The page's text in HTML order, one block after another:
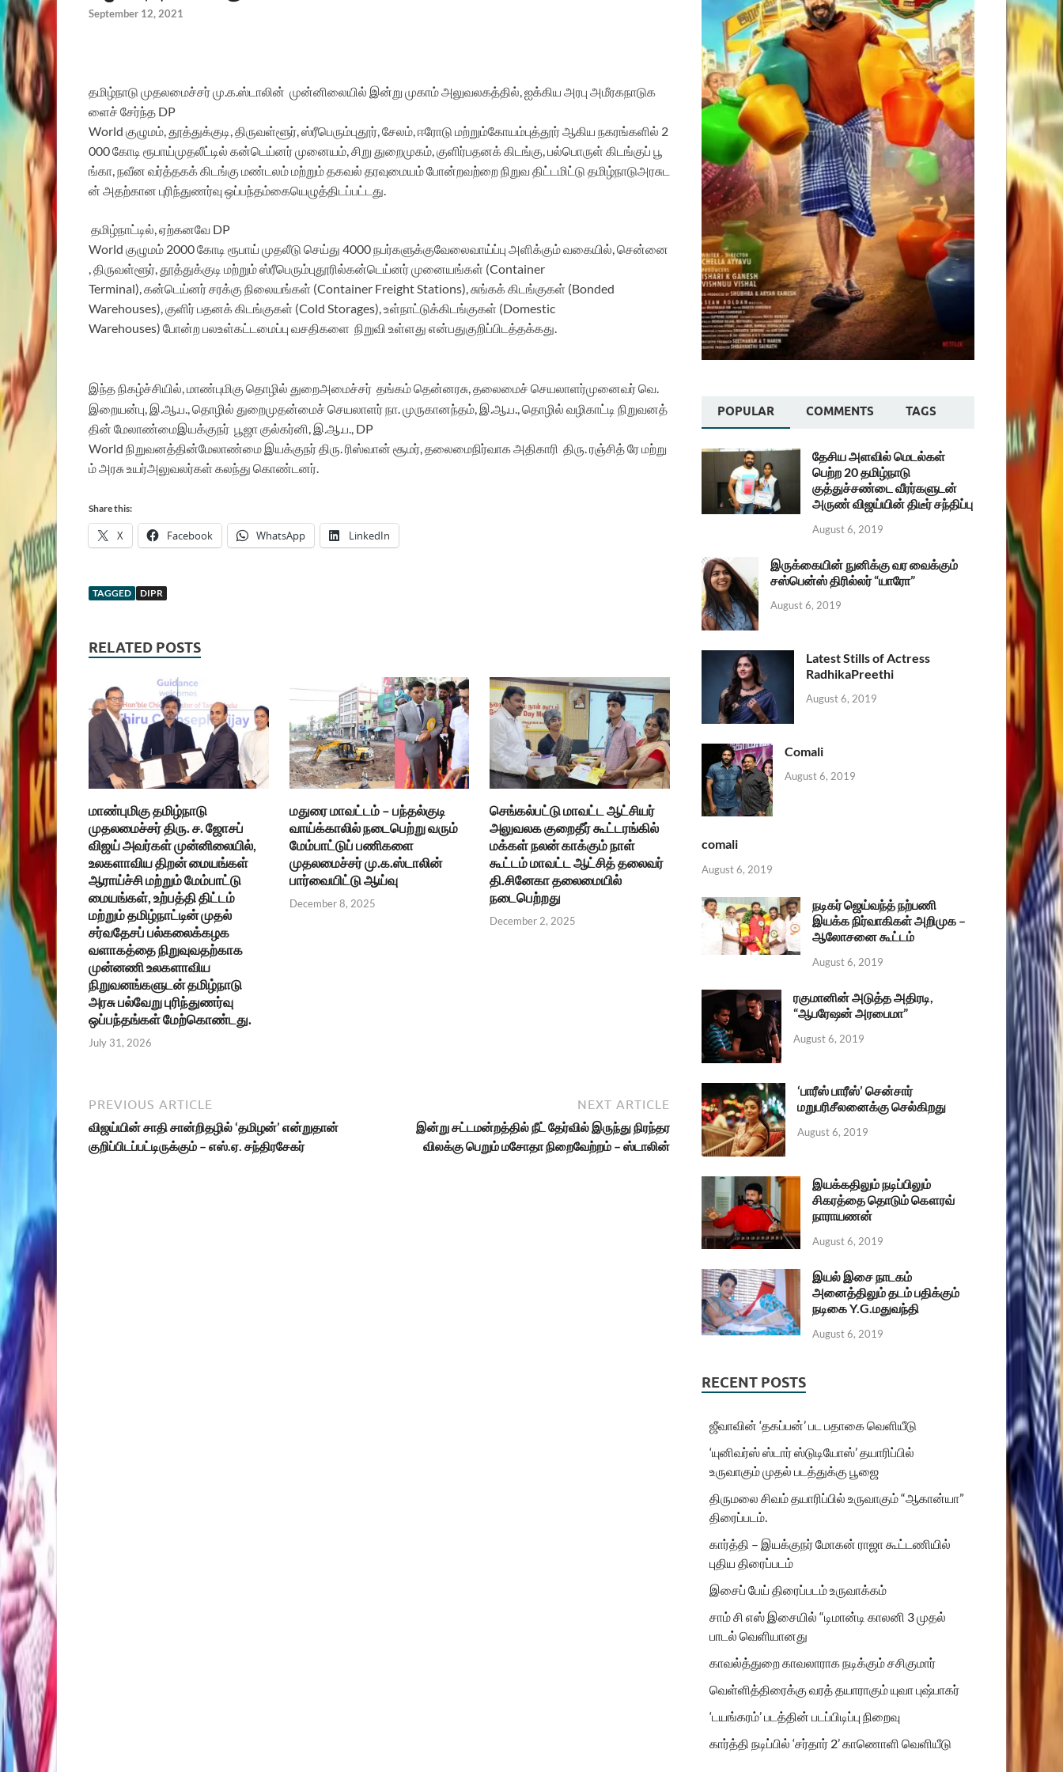
September 12, 2021
தமிழ்நாடு முதலமைச்சர்மு.க.ஸ்டாலின் முன்னிலையில் இன்று முகாம்அலுவலகத்தில்,ஐக்கிய அரபு அமீரகநாடுக
ளைச் சேர்ந்த DP
World குழுமம்,தூத்துக்குடி,திருவள்ளூர்,ஸ்ரீபெரும்புதூர்,சேலம்,ஈரோடு மற்றும்கோயம்புத்தூர்ஆகிய நகரங்களில் 2
000கோடி ரூபாய்முதலீட்டில் கன்டெய்னர்முனையம்,சிறு துறைமுகம்,குளிர்பதனக்கிடங்கு,பல்பொருள் கிடங்குப் பூ
ங்கா,நவீன வர்த்தகக்கிடங்கு மண்டலம்மற்றும்தகவல் தரவுமையம்போன்றவற்றைநிறுவ திட்டமிட்டு தமிழ்நாடுஅரசுட
ன் அதற்கான புரிந்துணர்வு ஒப்பந்தம்கையெழுத்திடப்பட்டது.
தமிழ்நாட்டில்,ஏற்கனவே DP
World குழுமம் 2000கோடி ரூபாய் முதலீடு செய்து 4000நபர்களுக்குவேலைவாய்ப்பு அளிக்கும்வகையில்,சென்னை
,திருவள்ளூர்,தூத்துக்குடி மற்றும்ஸ்ரீபெரும்புதூரில்கன்டெய்னர்முனையங்கள் (Container
Terminal),கன்டெய்னர்சரக்கு நிலையங்கள் (Container Freight Stations),சுங்கக்கிடங்குகள் (Bonded
Warehouses),குளிர்பதனக்கிடங்குகள் (Cold Storages),உள்நாட்டுக்கிடங்குகள் (Domestic
Warehouses) போன்றபலஉள்கட்டமைப்பு வசதிகள ந ிறுவி உள்ளது என்பதுகுறிப்பிடத்தக்கது.
இந்தநிகழ்ச்சியில்,மாண்புமிகு தொழில் துறைஅமைச்சர் தங்கம்தென்னரசு,தலைமைச் செயலாளர்முனைவர்வெ.
இறையன்பு, இ.ஆ.ப.,தொழில் துறைமுதன்மைச் செயலாளர்நா.முருகானந்தம், இ.ஆ.ப.,தொழில் வழிகாட்டி நிறுவனத்
தின் மேலாண்மைஇயக்குநர் பூஜாகுல்கர்னி, இ.ஆ.ப., DP
World நிறுவனத்தின்மேலாண்மை இயக்குநர்திரு.ரிஸ்வான் சூமர்,தலைமைநிர்வாகஅதிகார திரு.ரஞ்சித்ரேமற்று
ம்அரசுஉயர்அலுவலர்கள் கலந்து கொண்டனர்.
Share this:
X Facebook WhatsApp LinkedIn
TAGGED DIPR
RELATED POSTS
மாண்புமிகு தமிழ்நாடு
முதலமைச்சர் திரு. ச. ஜோசப்
விஜய் அவர்கள் முன்னிலையில்,
உலகளாவிய திறன் மையங்கள்
ஆராய்ச்சி மற்றும் மேம்பாட்டு
மையங்கள், உற்பத்தி திட்டம்
மற்றும் தமிழ்நாட்டின் முதல்
சர்வதேசப் பல்கலைக்கழக
வளாகத்தை நிறுவுவதற்காக
முன்னணி உலகளாவிய
நிறுவனங்களுடன் தமிழ்நாடு
அரசு பல்வேறு புரிந்துணர்வு
ஒப்பந்தங்கள் மேற்கொண்டது.
July 31, 2026
மதுரை மாவட்டம் – பந்தல்குடி
வாய்க்காலில் நடைபெற்று வரும்
மேம்பாட்டுப் பணிகளை
முதலமைச்சர் மு.க.ஸ்டாலின்
பார்வையிட்டு ஆய்வு
December 8, 2025
செங்கல்பட்டு மாவட்ட ஆட்சியர்
அலுவலக குறைதீர் கூட்டரங்கில்
மக்கள் நலன் காக்கும் நாள்
கூட்டம் மாவட்ட ஆட்சித் தலைவர்
தி.சினேகா தலைமையில்
நடைபெற்றது
December 2, 2025
PREVIOUS ARTICLE
விஜய்யின் சாதி சான்றிதழில் ‘தமிழன்’ என்றுதான்
குறிப்பிடப்பட்டிருக்கும் – எஸ்.ஏ. சந்திரசேகர்
NEXT ARTICLE
இன்று சட்டமன்றத்தில் நீட் தேர்வில் இருந்து நிரந்தர
விலக்கு பெறும் மசோதா நிறைவேற்றம் – ஸ்டாலின்
POPULAR COMMENTS TAGS
தேசிய அளவில் மெடல்கள்
பெற்ற 20 தமிழ்நாடு
குத்துச்சண்டை வீரர்களுடன்
அருண் விஜய்யின் திடீர் சந்திப்பு
August 6, 2019
இருக்கையின் நுனிக்கு வர வைக்கும்
சஸ்பென்ஸ் திரில்லர் “யாரோ”
August 6, 2019
Latest Stills of Actress
RadhikaPreethi
August 6, 2019
Comali
August 6, 2019
comali
August 6, 2019
நடிகர் ஜெய்வந்த் நற்பணி
இயக்க நிர்வாகிகள் அறிமுக –
ஆலோசனை கூட்டம்
August 6, 2019
ரகுமானின் அடுத்த அதிரடி,
“ஆபரேஷன் அரபைமா”
August 6, 2019
‘பாரீஸ் பாரீஸ்’ சென்சார்
மறுபரிசீலனைக்கு செல்கிறது
August 6, 2019
இயக்கதிலும் நடிப்பிலும்
சிகரத்தை தொடும் கௌரவ்
நாராயணன்
August 6, 2019
இயல் இசை நாடகம்
அனைத்திலும் தடம் பதிக்கும்
நடிகை Y.G.மதுவந்தி
August 6, 2019
RECENT POSTS
ஜீவாவின் ‘தகப்பன்’ பட பதாகை வெளியீடு
‘யுனிவர்ஸ் ஸ்டார் ஸ்டுடியோஸ்’ தயாரிப்பில்
உருவாகும் முதல் படத்துக்கு பூஜை
திருமலை சிவம் தயாரிப்பில் உருவாகும் “ஆகான்யா”
திரைப்படம்.
கார்த்தி – இயக்குநர் மோகன் ராஜா கூட்டணியில்
புதிய திரைப்படம்
இசைப் பேய் திரைப்படம் உருவாக்கம்
சாம் சி எஸ் இசையில் “டிமான்டி காலனி 3 முதல்
பாடல் வெளியானது
காவல்த்துறை காவலாராக நடிக்கும் சசிகுமார்
வெள்ளித்திரைக்கு வரத் தயாராகும் யுவா புஷ்பாகர்
‘டயங்கரம்’ படத்தின் படப்பிடிப்பு நிறைவு
கார்த்தி நடிப்பில் ‘சர்தார் 2’ காணொளி வெளியீடு